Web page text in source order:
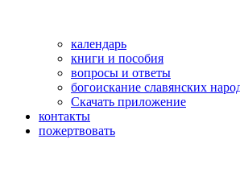
календарь
книги и пособия
вопросы и ответы
богоискание славянских
Скачать приложение
контакты
пожертвовать